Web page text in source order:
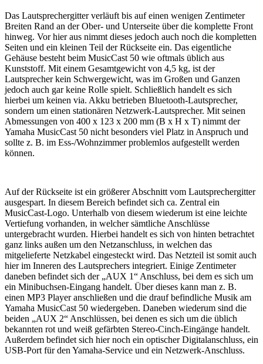
Das Lautsprechergitter verläuft bis auf einen wenigen Zentimeter
Breiten Rand an der Ober- und Unterseite über die komplette Front
hinweg. Vor hier aus nimmt dieses jedoch auch noch die kompletten
Seiten und ein kleinen Teil der Rückseite ein. Das eigentliche
Gehäuse besteht beim MusicCast 50 wie oftmals üblich aus
Kunststoff. Mit einem Gesamtgewicht von 4,5 kg, ist der
Lautsprecher kein Schwergewicht, was im Großen und Ganzen
jedoch auch gar keine Rolle spielt. Schließlich handelt es sich
hierbei um keinen via. Akku betrieben Bluetooth-Lautsprecher,
sondern um einen stationären Netzwerk-Lautsprecher. Mit seinen
Abmessungen von 400 x 123 x 200 mm (B x H x T) nimmt der
Yamaha MusicCast 50 nicht besonders viel Platz in Anspruch und
sollte z. B. im Ess-/Wohnzimmer problemlos aufgestellt werden
können.
Auf der Rückseite ist ein größerer Abschnitt vom Lautsprechergitter
ausgespart. In diesem Bereich befindet sich ca. Zentral ein
MusicCast-Logo. Unterhalb von diesem wiederum ist eine leichte
Vertiefung vorhanden, in welcher sämtliche Anschlüsse
untergebracht wurden. Hierbei handelt es sich von hinten betrachtet
ganz links außen um den Netzanschluss, in welchen das
mitgelieferte Netzkabel eingesteckt wird. Das Netzteil ist somit auch
hier im Inneren des Lautsprechers integriert. Einige Zentimeter
daneben befindet sich der „AUX 1“ Anschluss, bei dem es sich um
ein Minibuchsen-Eingang handelt. Über dieses kann man z. B.
einen MP3 Player anschließen und die drauf befindliche Musik am
Yamaha MusicCast 50 wiedergeben. Daneben wiederum sind die
beiden „AUX 2“ Anschlüssen, bei denen es sich um die üblich
bekannten rot und weiß gefärbten Stereo-Cinch-Eingänge handelt.
Außerdem befindet sich hier noch ein optischer Digitalanschluss, ein
USB-Port für den Yamaha-Service und ein Netzwerk-Anschluss.